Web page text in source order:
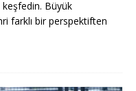
keşfedin. Büyük
farklı bir perspektiften